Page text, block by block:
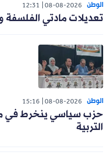
الوطن 08-08-2026
12:31
تعديلات مادتي الفلسفة
الوطن 08-08-2026
15:16
حزب سياسي ينخرط في
التربية